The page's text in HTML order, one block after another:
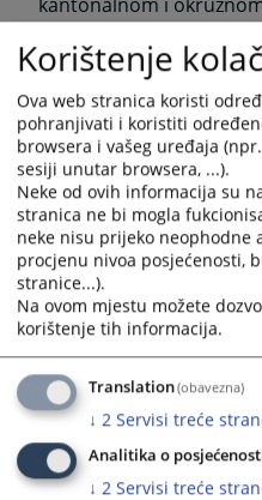
Hercegovini, uključujući
Hercegovine,
stručne saradnike u
Federaciji Bosne i
daje prijedloge
njihovim predlaganjem
suda Republike Srpske
Ustavni sud Federacije
11866
Linkovi
Faze procesa imenovanja
Korištenje
Ova web stranica koristi
pohranjivati i koristiti
browsera i vašeg uređaja
sesiji unutar browsera, ...).
Neke od ovih informacija su
stranica ne bi mogla
neke nisu prijeko neophodne
procjenu nivoa posjećenosti,
stranice...).
Na ovom mjestu možete
korištenje tih informacija.
Translation(obavezna)
↓ 2 Servisi treće
Analitika o
↓ 2 Servisi treće